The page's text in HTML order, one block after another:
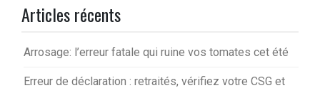
Articles récents
Arrosage: l’erreur fatale qui ruine vos tomates cet été
Erreur de déclaration : retraités, vérifiez votre CSG et